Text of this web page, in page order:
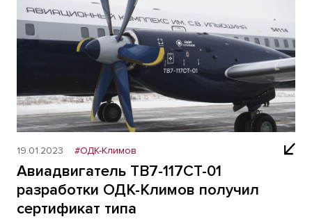
19.01.2023 #ОДК-Климов
Авиадвигатель ТВ7-117СТ-01
разработки ОДК-Климов получил
сертификат типа